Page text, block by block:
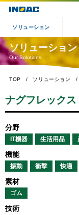
ソリューション
ソリューション
Our Solutions
TOP ソリューション
ナグフレックス
分野
IT機器 生活用品
機能
振動 衝撃 快適
素材
ゴム
技術